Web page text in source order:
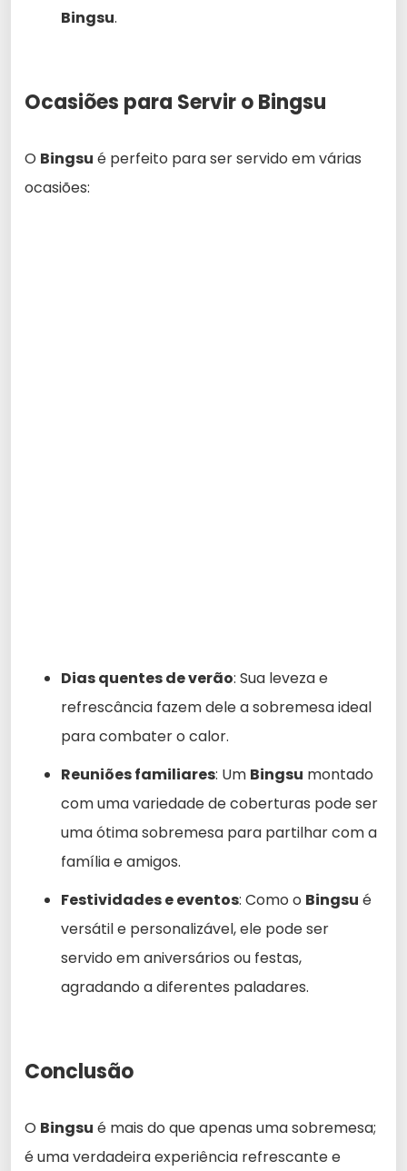
Bingsu.
Ocasiões para Servir o Bingsu
O Bingsu é perfeito para ser servido em várias
ocasiões:
Dias quentes de verão: Sua leveza e
refrescância fazem dele a sobremesa ideal
para combater o calor.
Reuniões familiares: Um Bingsu montado
com uma variedade de coberturas pode ser
uma ótima sobremesa para partilhar com a
família e amigos.
Festividades e eventos: Como o Bingsu é
versátil e personalizável, ele pode ser
servido em aniversários ou festas,
agradando a diferentes paladares.
Conclusão
O Bingsu é mais do que apenas uma sobremesa;
é uma verdadeira experiência refrescante e